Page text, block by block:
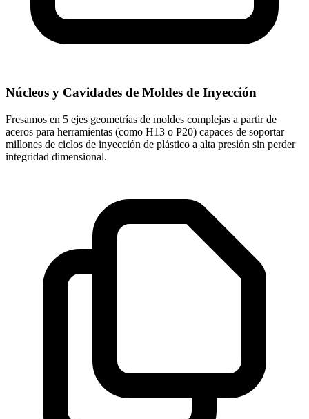
Núcleos y Cavidades de Moldes de Inyección
Fresamos en 5 ejes geometrías de moldes complejas a partir de
aceros para herramientas (como H13 o P20) capaces de soportar
millones de ciclos de inyección de plástico a alta presión sin perder
integridad dimensional.